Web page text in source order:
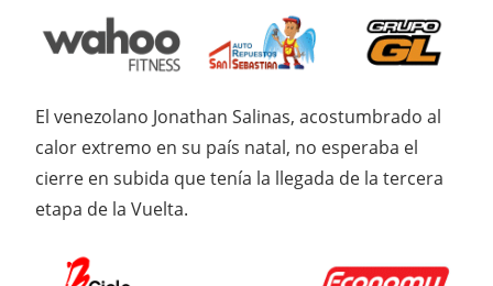
El venezolano Jonathan Salinas, acostumbrado al
calor extremo en su país natal, no esperaba el
cierre en subida que tenía la llegada de la tercera
etapa de la Vuelta.